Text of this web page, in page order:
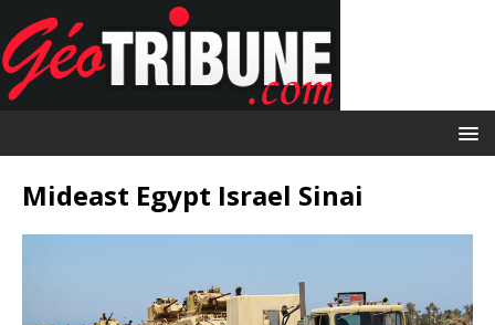
Mideast Egypt Israel Sinai